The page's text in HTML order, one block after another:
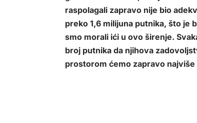
raspolagali zapravo nije bio
preko 1,6 milijuna putnika, što je
smo morali ići u ovo širenje.
broj putnika da njihova
prostorom ćemo zapravo